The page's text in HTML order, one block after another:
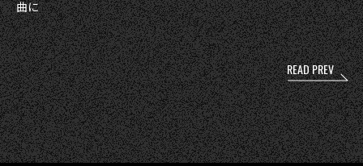
曲に
投
稿
ナ
ビ
ゲ
ー
シ
ョ
ン
READ PREV